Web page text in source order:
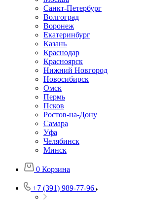
Санкт-Петербург
Волгоград
Воронеж
Екатеринбург
Казань
Краснодар
Красноярск
Нижний Новгород
Новосибирск
Омск
Пермь
Псков
Ростов-на-Дону
Самара
Уфа
Челябинск
Минск
0 Корзина
+7 (391) 989-77-96